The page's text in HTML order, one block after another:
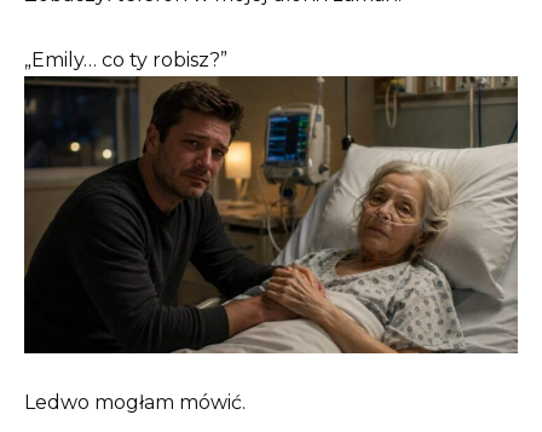
„Emily… co ty robisz?”
Ledwo mogłam mówić.